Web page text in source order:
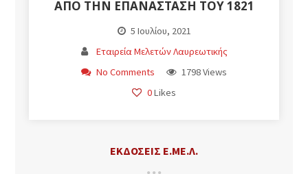
ΑΠΌ ΤΗΝ ΕΠΑΝΆΣΤΑΣΗ ΤΟΥ 1821
5 Ιουλίου, 2021
Εταιρεία Μελετών Λαυρεωτικής
No Comments
1798 Views
0Likes
ΕΚΔΌΣΕΙΣ Ε.ΜΕ.Λ.